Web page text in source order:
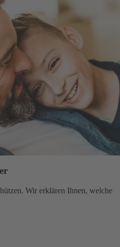
Wir erklären Ihnen, welche